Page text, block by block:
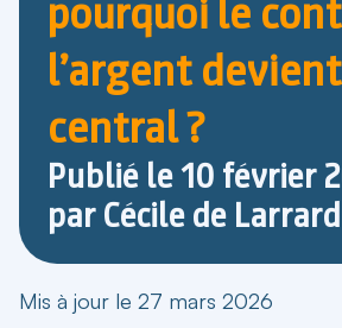
pourquoi le
l’argent
central ?
Publié le10 février
parCécile de Larrard
Mis à jour le 27 mars 2026